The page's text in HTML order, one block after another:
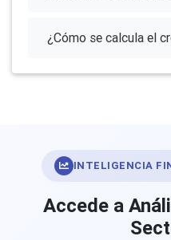
¿Cómo se calcula el
INTELIGENCIA
Accede a